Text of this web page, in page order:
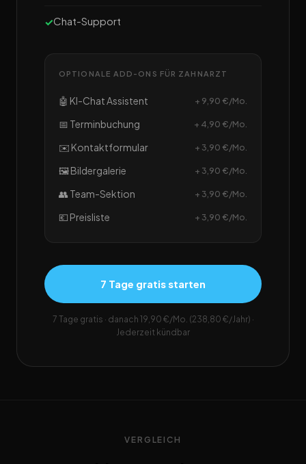
Chat-Support
OPTIONALE ADD-ONS FÜR ZAHNARZT
🤖 KI-Chat Assistent + 9,90 €/Mo.
📅 Terminbuchung + 4,90 €/Mo.
✉️ Kontaktformular + 3,90 €/Mo.
🖼️ Bildergalerie + 3,90 €/Mo.
👥 Team-Sektion + 3,90 €/Mo.
💶 Preisliste + 3,90 €/Mo.
7 Tage gratis starten
7 Tage gratis · danach 19,90 €/Mo. (238,80 €/Jahr) ·
Jederzeit kündbar
VERGLEICH